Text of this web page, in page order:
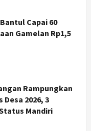
Rampungkan
2026, 3
Mandiri
703 Jadi
Ini Pesan Ali